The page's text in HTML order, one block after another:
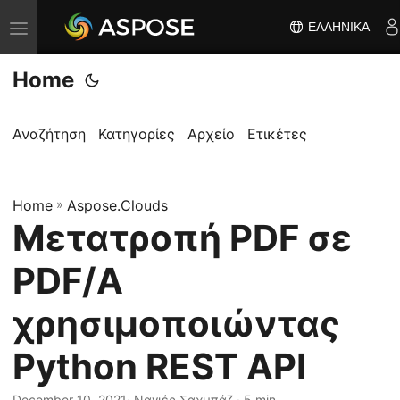
Ε
ν
α
λ
ή
π
λ
ο
γ
η
σ
ΕΛΛΗΝΙΚΆ
Home
Αναζήτηση Κατηγορίες Αρχείο Ετικέτες
Home » Aspose.Clouds
Μετατροπή PDF σε
PDF/A
χρησιμοποιώντας
Python REST API